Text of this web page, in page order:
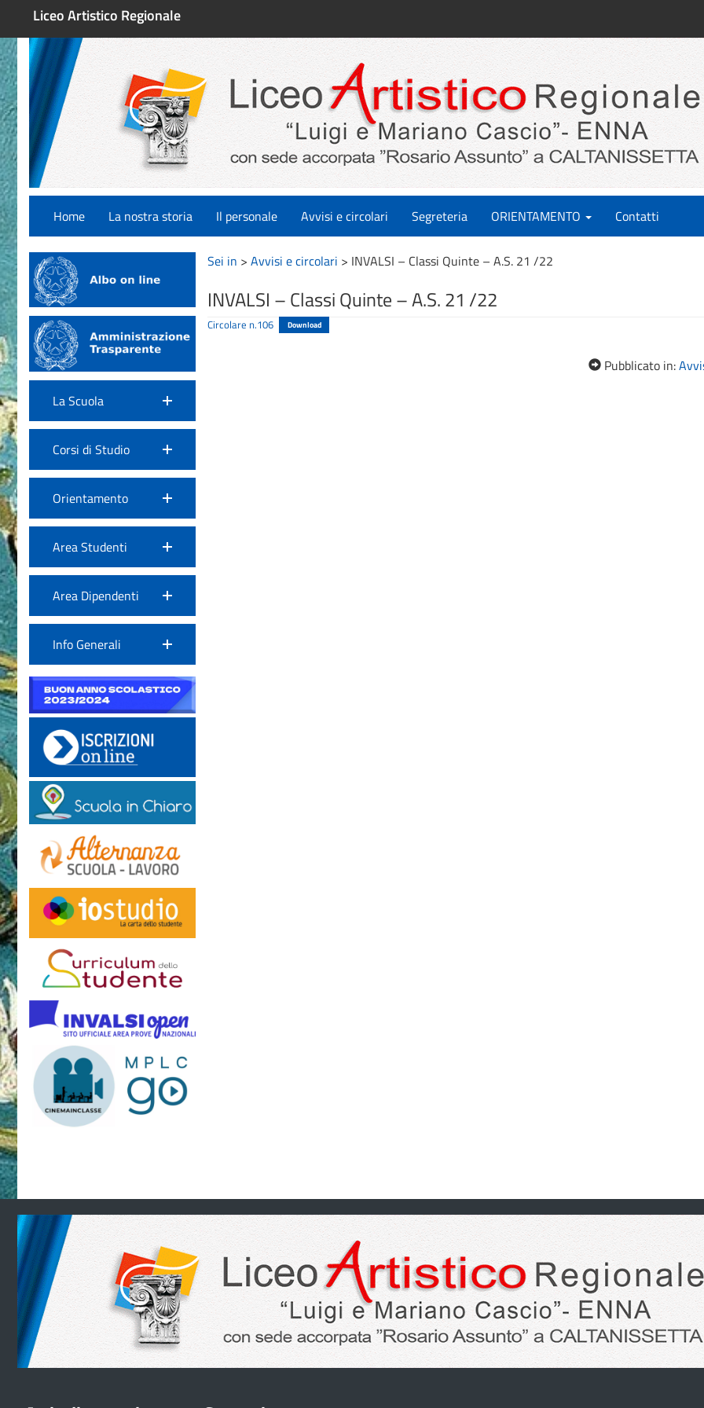
Liceo Artistico Regionale
Home La nostra storia Il personale Avvisi e circolari Segreteria ORIENTAMENTO Contatti
La Scuola
Corsi di Studio
Orientamento
Area Studenti
Area Dipendenti
Info Generali
Sei in > Avvisi e circolari > INVALSI – Classi Quinte – A.S. 21 /22
INVALSI – Classi Quinte – A.S. 21 /22
Circolare n.106 Download
Pubblicato in: